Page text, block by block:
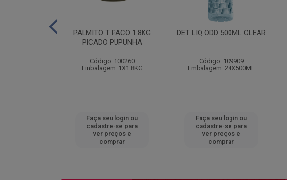
PALMITO T PACO 1.8KG
PICADO PUPUNHA
Código: 100260
Embalagem: 1X1.8KG
Faça seu login ou
cadastre-se para
ver preços e
comprar
DET LIQ ODD 500ML CLEAR
Código: 109909
Embalagem: 24X500ML
Faça seu login ou
cadastre-se para
ver preços e
comprar